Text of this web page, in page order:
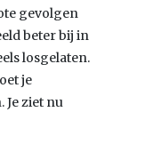
gevolgen
beter bij in
losgelaten.
je
ziet nu